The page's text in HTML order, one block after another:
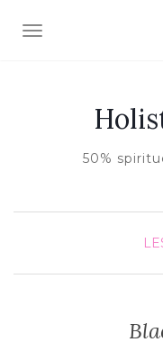
AFFICHER/
50%